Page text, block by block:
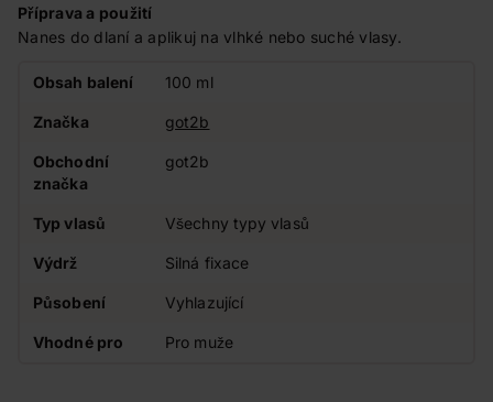
Příprava a použití
Nanes do dlaní a aplikuj na vlhké nebo suché vlasy.
Obsah balení 100 ml
Značka got2b
Obchodní
značka
got2b
Typ vlasů Všechny typy vlasů
Výdrž Silná fixace
Působení Vyhlazující
Vhodné pro Pro muže